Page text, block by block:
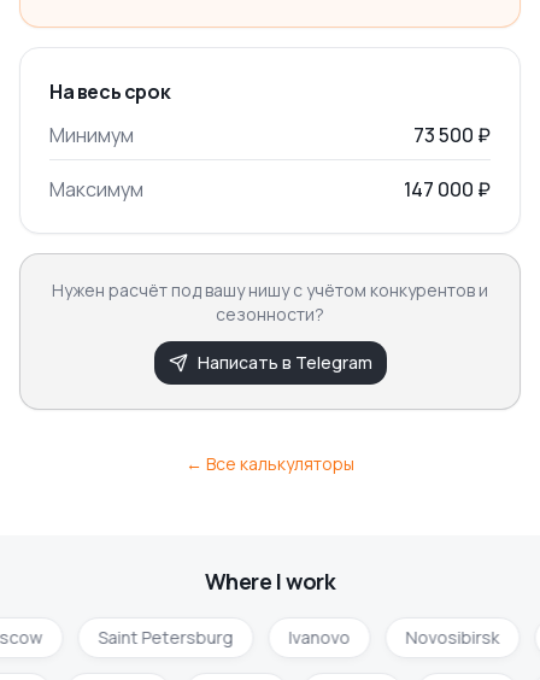
На весь срок
Минимум
73 500 ₽
Максимум 147 000 ₽
Нужен расчёт под вашу нишу с учётом конкурентов и
сезонности?
Написать в Telegram
← Все калькуляторы
Where I work
Saint Petersburg Ivanovo Novosibirsk